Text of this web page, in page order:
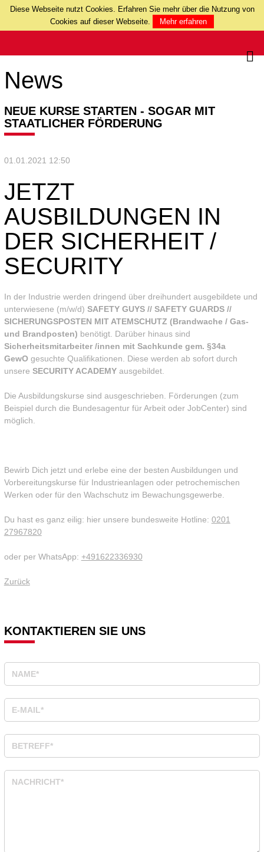
Diese Webseite nutzt Cookies. Erfahren Sie mehr über die Nutzung von
Cookies auf dieser Webseite.
Mehr erfahren
News
NEUE KURSE STARTEN - SOGAR MIT
STAATLICHER FÖRDERUNG
01.01.2021 12:50
JETZT
AUSBILDUNGEN IN
DER SICHERHEIT /
SECURITY
In der Industrie werden dringend über dreihundert ausgebildete und
unterwiesene (m/w/d) SAFETY GUYS // SAFETY GUARDS //
SICHERUNGSPOSTEN MIT ATEMSCHUTZ (Brandwache / Gas-
und Brandposten) benötigt. Darüber hinaus sind
Sicherheitsmitarbeiter /innen mit Sachkunde gem. §34a
GewOgesuchte Qualifikationen. Diese werden ab sofort durch
unsere SECURITY ACADEMYausgebildet.
Die Ausbildungskurse sind ausgeschrieben. Förderungen (zum
Beispiel durch die Bundesagentur für Arbeit oder JobCenter) sind
möglich.
Bewirb Dich jetzt und erlebe eine der besten Ausbildungen und
Vorbereitungskurse für Industrieanlagen oder petrochemischen
Werken oder für den Wachschutz im Bewachungsgewerbe.
Du hast es ganz eilig: hier unsere bundesweite Hotline: 0201
27967820
oder per WhatsApp: +491622336930
Zurück
KONTAKTIEREN SIE UNS